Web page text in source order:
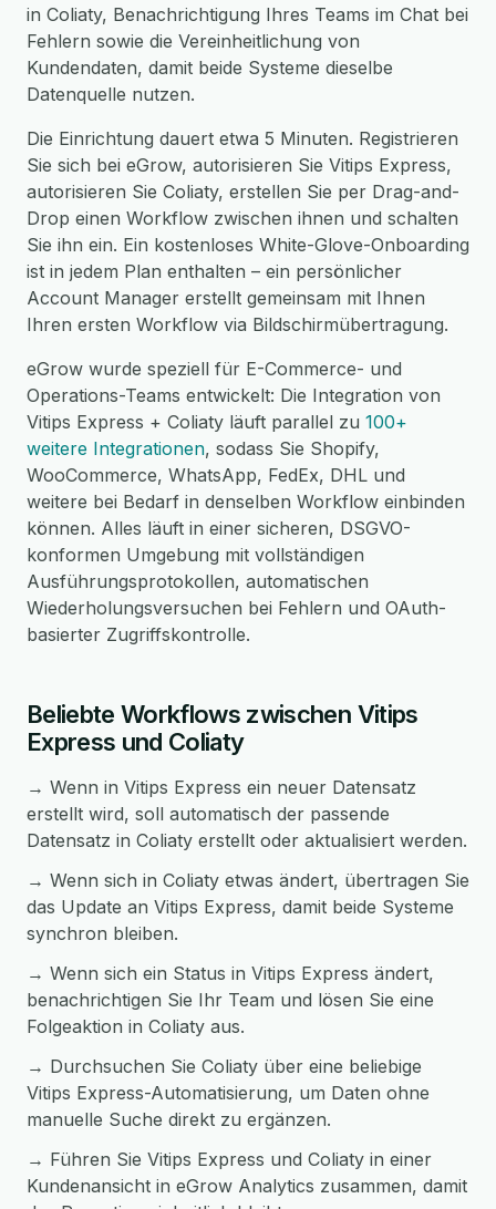
in Coliaty, Benachrichtigung Ihres Teams im Chat bei
Fehlern sowie die Vereinheitlichung von
Kundendaten, damit beide Systeme dieselbe
Datenquelle nutzen.
Die Einrichtung dauert etwa 5 Minuten. Registrieren
Sie sich bei eGrow, autorisieren Sie Vitips Express,
autorisieren Sie Coliaty, erstellen Sie per Drag-and-
Drop einen Workflow zwischen ihnen und schalten
Sie ihn ein. Ein kostenloses White-Glove-Onboarding
ist in jedem Plan enthalten – ein persönlicher
Account Manager erstellt gemeinsam mit Ihnen
Ihren ersten Workflow via Bildschirmübertragung.
eGrow wurde speziell für E-Commerce- und
Operations-Teams entwickelt: Die Integration von
Vitips Express + Coliaty läuft parallel zu 100+
weitere Integrationen, sodass Sie Shopify,
WooCommerce, WhatsApp, FedEx, DHL und
weitere bei Bedarf in denselben Workflow einbinden
können. Alles läuft in einer sicheren, DSGVO-
konformen Umgebung mit vollständigen
Ausführungsprotokollen, automatischen
Wiederholungsversuchen bei Fehlern und OAuth-
basierter Zugriffskontrolle.
Beliebte Workflows zwischen Vitips
Express und Coliaty
→ Wenn in Vitips Express ein neuer Datensatz
erstellt wird, soll automatisch der passende
Datensatz in Coliaty erstellt oder aktualisiert werden.
→ Wenn sich in Coliaty etwas ändert, übertragen Sie
das Update an Vitips Express, damit beide Systeme
synchron bleiben.
→ Wenn sich ein Status in Vitips Express ändert,
benachrichtigen Sie Ihr Team und lösen Sie eine
Folgeaktion in Coliaty aus.
→ Durchsuchen Sie Coliaty über eine beliebige
Vitips Express-Automatisierung, um Daten ohne
manuelle Suche direkt zu ergänzen.
→ Führen Sie Vitips Express und Coliaty in einer
Kundenansicht in eGrow Analytics zusammen, damit